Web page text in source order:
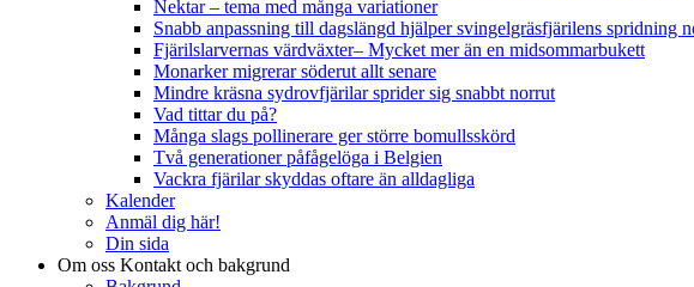
Nektar – tema med många variationer
Snabb anpassning till dagslängd hjälper svingelgräsfjärilens spridning
Fjärilslarvernas värdväxter– Mycket mer än en midsommarbukett
Monarker migrerar söderut allt senare
Mindre kräsna sydrovfjärilar sprider sig snabbt norrut
Vad tittar du på?
Många slags pollinerare ger större bomullsskörd
Två generationer påfågelöga i Belgien
Vackra fjärilar skyddas oftare än alldagliga
Kalender
Anmäl dig här!
Din sida
Om oss Kontakt och bakgrund